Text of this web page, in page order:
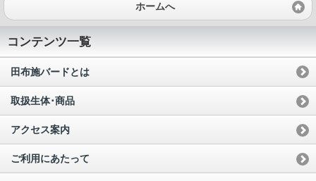
ホームへ
コンテンツ一覧
田布施バードとは
取扱生体･商品
アクセス案内
ご利用にあたって